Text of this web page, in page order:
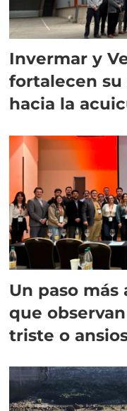
Invermar y
fortalecen su
hacia la
Un paso más
que
triste o